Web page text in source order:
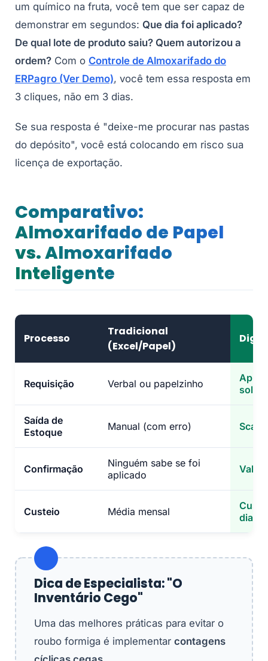
um químico na fruta, você tem que ser capaz de
demonstrar em segundos: Que dia foi aplicado?
De qual lote de produto saiu? Quem autorizou a
ordem? Com o Controle de Almoxarifado do
ERPagro (Ver Demo), você tem essa resposta em
3 cliques, não em 3 dias.
Se sua resposta é "deixe-me procurar nas pastas
do depósito", você está colocando em risco sua
licença de exportação.
Comparativo:
Almoxarifado de Papel
vs. Almoxarifado
Inteligente
Processo
Tradicional
(Excel/Papel)
Requisição Verbal ou papelzinho
App
Saída de
Estoque
Manual (com erro)
Confirmação
Ninguém sabe se foi
aplicado
Custeio Média mensal
dia
Dica de Especialista: "O
Inventário Cego"
Uma das melhores práticas para evitar o
roubo formiga é implementar contagens